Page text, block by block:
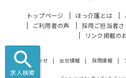
求人検索
トップページ ほっ介護とは
ご利用者の声
採用ご担当者
リンク掲載の
お問い合わせ 会社情報 採用情報